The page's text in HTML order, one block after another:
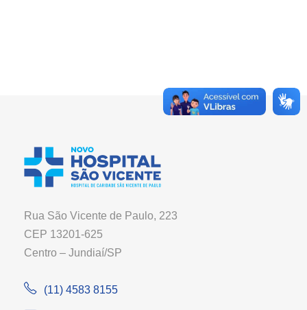
Rua São Vicente de Paulo, 223
CEP 13201-625
Centro – Jundiaí/SP
(11) 4583 8155